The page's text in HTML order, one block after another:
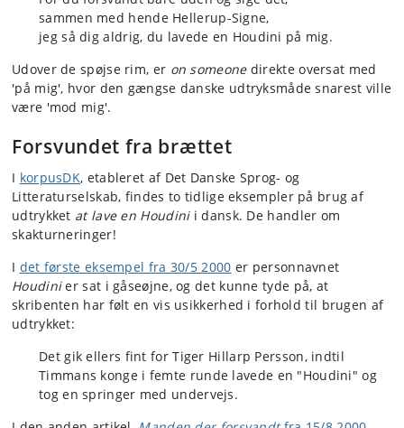
sammen med hende Hellerup-Signe,
jeg så dig aldrig, du lavede en Houdini på mig.
Udover de spøjse rim, er on someonedirekte oversat med
'på mig', hvor den gængse danske udtryksmåde snarest ville
være 'mod mig'.
Forsvundet fra brættet
I korpusDK, etableret af Det Danske Sprog- og
Litteraturselskab, findes to tidlige eksempler på brug af
udtrykket at lave en Houdinii dansk. De handler om
skakturneringer!
I det første eksempel fra 30/5 2000 er personnavnet
Houdinier sat i gåseøjne, og det kunne tyde på, at
skribenten har følt en vis usikkerhed i forhold til brugen af
udtrykket:
Det gik ellers fint for Tiger Hillarp Persson, indtil
Timmans konge i femte runde lavede en "Houdini" og
tog en springer med undervejs.